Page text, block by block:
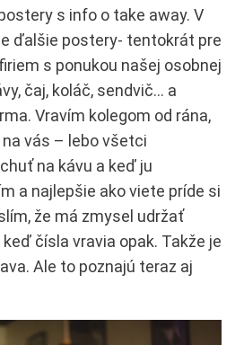
s info o take away. V
ďalšie postery- tentokrát pre
s ponukou našej osobnej
čaj, koláč, sendvič… a
Vravím kolegom od rána,
vás – lebo všetci
na kávu a keď ju
a najlepšie ako viete príde si
že má zmysel udržať
čísla vravia opak. Takže je
Ale to poznajú teraz aj